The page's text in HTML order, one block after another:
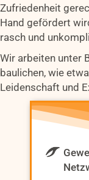
Zufriedenheit
Hand gefördert
rasch und
Wir arbeiten unter
baulichen, wie
Leidenschaft und